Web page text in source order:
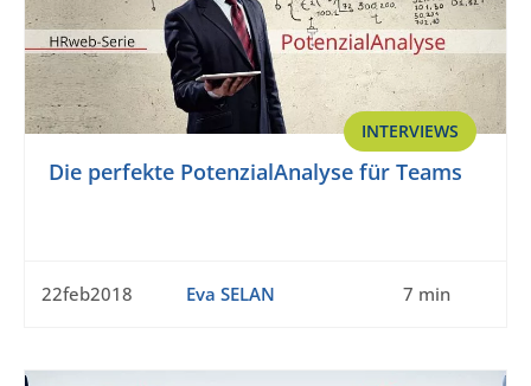
INTERVIEWS
Die perfekte PotenzialAnalyse für Teams
22feb2018 Eva SELAN 7 min